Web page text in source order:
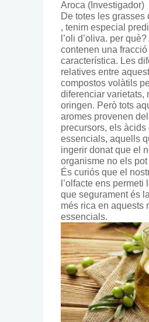
Aroca (Investigador)
De totes les grasses
, tenim especial
l’oli d’oliva. per
contenen una fracció
característica. Les
relatives entre
compostos volàtils
diferenciar varietats,
oringen. Però tots
aromes provenen
precursors, els àcids
essencials, aquells
ingerir donat que el
organisme no els pot
És curiós que el
l’olfacte ens permeti
que segurament és
més rica en aquests
essencials.